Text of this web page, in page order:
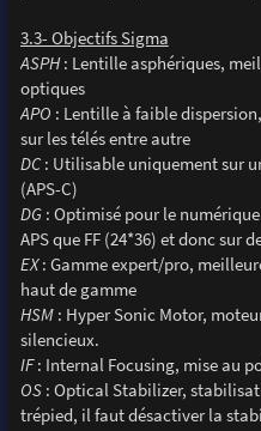
3.3- Objectifs Sigma
ASPH: Lentille asphériques,
optiques
APO : Lentille à faible
sur les télés entre autre
DC: Utilisable uniquement sur
(APS-C)
DG: Optimisé pour le
APS que FF (24*36) et donc sur
EX: Gamme expert/pro,
haut de gamme
HSM: Hyper Sonic Motor,
silencieux.
IF: Internal Focusing, mise au
OS: Optical Stabilizer,
trépied, il faut désactiver la